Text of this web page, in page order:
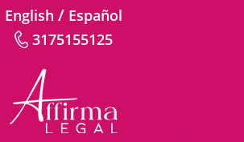
English / Español
3175155125